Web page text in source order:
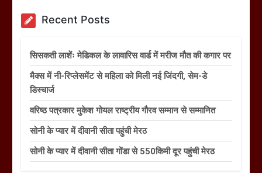
Recent Posts
सिसकती लाशेंः मेडिकल के लावारिस वार्ड में मरीज मौत की कगार पर
मैक्स में नी-रिप्लेसमेंट से महिला को मिली नई जिंदगी, सेम-डे
डिस्चार्ज
वरिष्ठ पत्रकार मुकेश गोयल राष्ट्रीय गौरव सम्मान से सम्मानित
सोनी के प्यार में दीवानी सीता पहुंची मेरठ
सोनी के प्यार में दीवानी सीता गोंडा से 550किमी दूर पहुंची मेरठ